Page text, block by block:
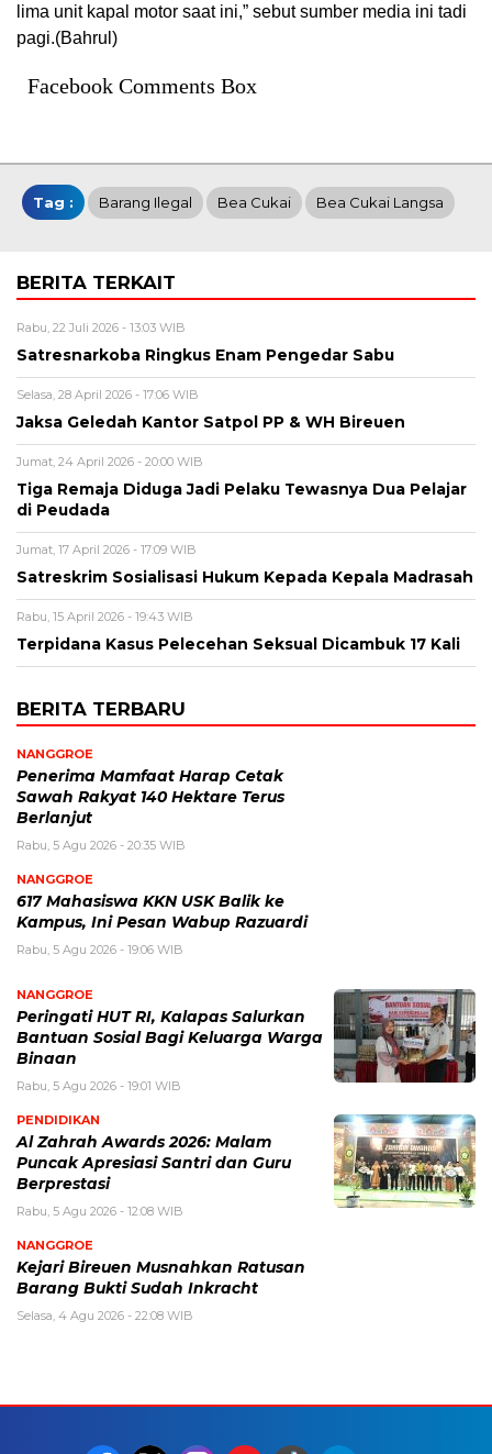
lima unit kapal motor saat ini,” sebut sumber media ini tadi
pagi.(Bahrul)
Facebook Comments Box
Tag : Barang Ilegal Bea Cukai Bea Cukai Langsa
BERITA TERKAIT
Rabu, 22 Juli 2026 - 13:03 WIB
Satresnarkoba Ringkus Enam Pengedar Sabu
Selasa, 28 April 2026 - 17:06 WIB
Jaksa Geledah Kantor Satpol PP & WH Bireuen
Jumat, 24 April 2026 - 20:00 WIB
Tiga Remaja Diduga Jadi Pelaku Tewasnya Dua Pelajar
di Peudada
Jumat, 17 April 2026 - 17:09 WIB
Satreskrim Sosialisasi Hukum Kepada Kepala Madrasah
Rabu, 15 April 2026 - 19:43 WIB
Terpidana Kasus Pelecehan Seksual Dicambuk 17 Kali
BERITA TERBARU
NANGGROE
Penerima Mamfaat Harap Cetak
Sawah Rakyat 140 Hektare Terus
Berlanjut
Rabu, 5 Agu 2026 - 20:35 WIB
NANGGROE
617 Mahasiswa KKN USK Balik ke
Kampus, Ini Pesan Wabup Razuardi
Rabu, 5 Agu 2026 - 19:06 WIB
NANGGROE
Peringati HUT RI, Kalapas Salurkan
Bantuan Sosial Bagi Keluarga Warga
Binaan
Rabu, 5 Agu 2026 - 19:01 WIB
PENDIDIKAN
Al Zahrah Awards 2026: Malam
Puncak Apresiasi Santri dan Guru
Berprestasi
Rabu, 5 Agu 2026 - 12:08 WIB
NANGGROE
Kejari Bireuen Musnahkan Ratusan
Barang Bukti Sudah Inkracht
Selasa, 4 Agu 2026 - 22:08 WIB